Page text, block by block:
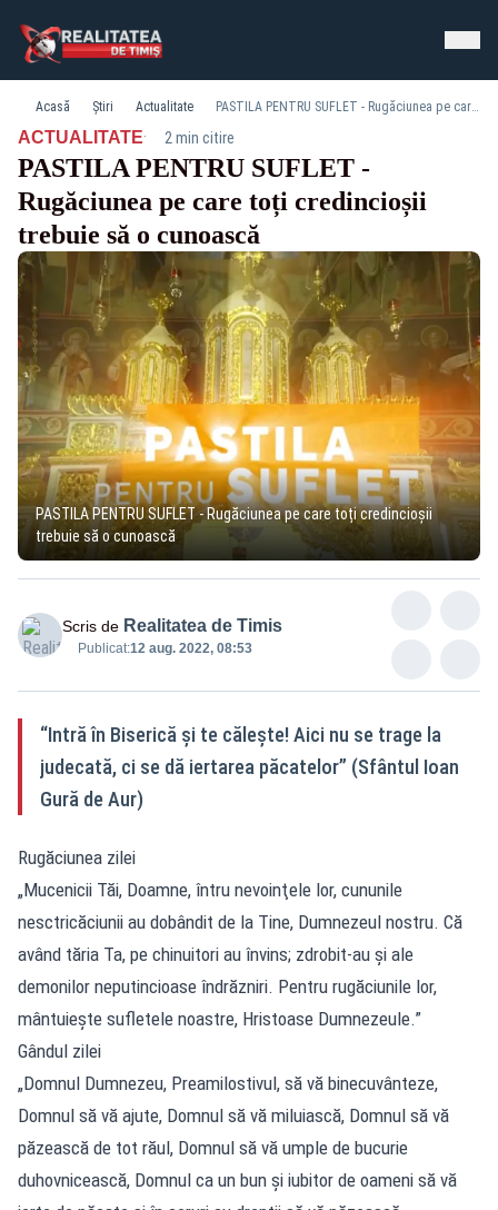
Acasă Știri Actualitate PASTILA PENTRU SUFLET - Rugăciunea pe care toți credincioșii trebuie să o cunoască
ACTUALITATE· 2 min citire
PASTILA PENTRU SUFLET -
Rugăciunea pe care toți credincioșii
trebuie să o cunoască
PASTILA PENTRU SUFLET - Rugăciunea pe care toți credincioșii
trebuie să o cunoască
Scris de Realitatea de Timis
Publicat:12 aug. 2022, 08:53
“Intră în Biserică şi te căleşte! Aici nu se trage la
judecată, ci se dă iertarea păcatelor” (Sfântul Ioan
Gură de Aur)
Rugăciunea zilei
„Mucenicii Tăi, Doamne, întru nevoinţele lor, cununile
nesctricăciunii au dobândit de la Tine, Dumnezeul nostru. Că
având tăria Ta, pe chinuitori au învins; zdrobit-au şi ale
demonilor neputincioase îndrăzniri. Pentru rugăciunile lor,
mântuieşte sufletele noastre, Hristoase Dumnezeule.”
Gândul zilei
„Domnul Dumnezeu, Preamilostivul, să vă binecuvânteze,
Domnul să vă ajute, Domnul să vă miluiască, Domnul să vă
păzească de tot răul, Domnul să vă umple de bucurie
duhovnicească, Domnul ca un bun și iubitor de oameni să vă